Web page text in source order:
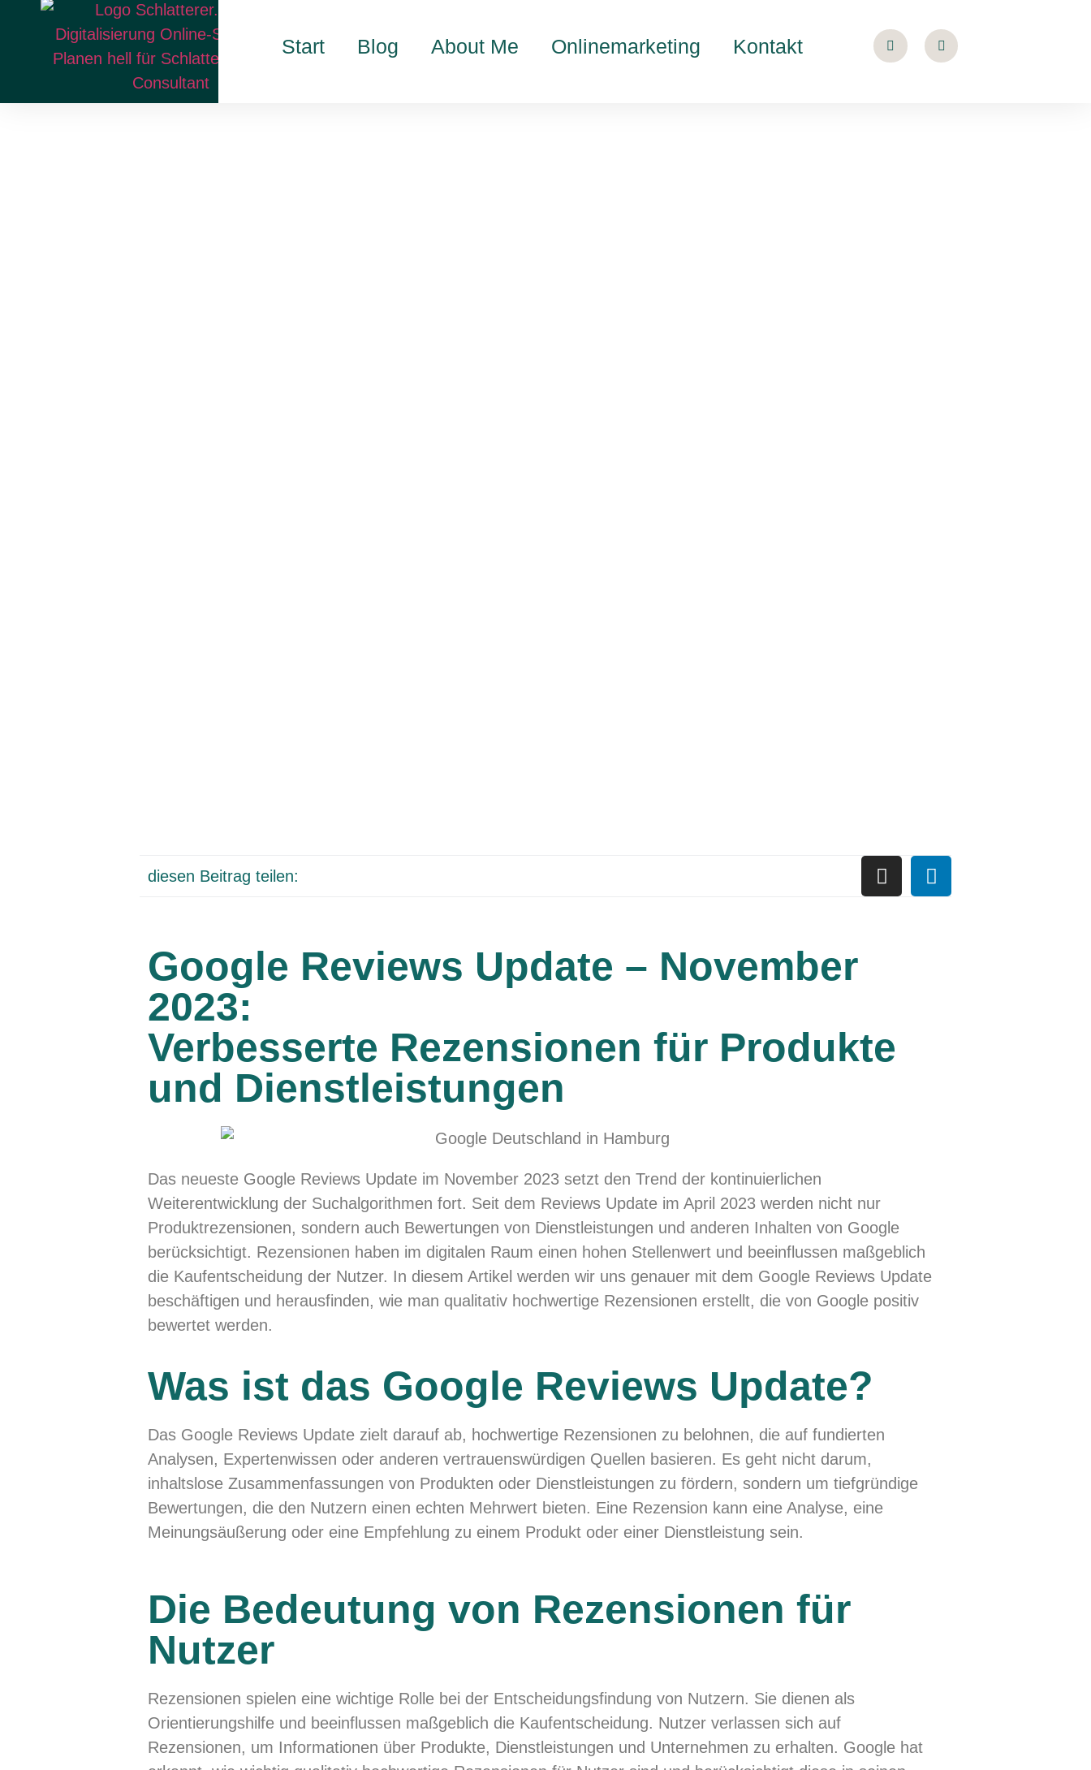
Start Blog About Me Onlinemarketing Kontakt
diesen Beitrag teilen:
Google Reviews Update – November
2023:
Verbesserte Rezensionen für Produkte
und Dienstleistungen
Das neueste Google Reviews Update im November 2023 setzt den Trend der kontinuierlichen
Weiterentwicklung der Suchalgorithmen fort. Seit dem Reviews Update im April 2023 werden nicht nur
Produktrezensionen, sondern auch Bewertungen von Dienstleistungen und anderen Inhalten von Google
berücksichtigt. Rezensionen haben im digitalen Raum einen hohen Stellenwert und beeinflussen maßgeblich
die Kaufentscheidung der Nutzer. In diesem Artikel werden wir uns genauer mit dem Google Reviews Update
beschäftigen und herausfinden, wie man qualitativ hochwertige Rezensionen erstellt, die von Google positiv
bewertet werden.
Was ist das Google Reviews Update?
Das Google Reviews Update zielt darauf ab, hochwertige Rezensionen zu belohnen, die auf fundierten
Analysen, Expertenwissen oder anderen vertrauenswürdigen Quellen basieren. Es geht nicht darum,
inhaltslose Zusammenfassungen von Produkten oder Dienstleistungen zu fördern, sondern um tiefgründige
Bewertungen, die den Nutzern einen echten Mehrwert bieten. Eine Rezension kann eine Analyse, eine
Meinungsäußerung oder eine Empfehlung zu einem Produkt oder einer Dienstleistung sein.
Die Bedeutung von Rezensionen für
Nutzer
Rezensionen spielen eine wichtige Rolle bei der Entscheidungsfindung von Nutzern. Sie dienen als
Orientierungshilfe und beeinflussen maßgeblich die Kaufentscheidung. Nutzer verlassen sich auf
Rezensionen, um Informationen über Produkte, Dienstleistungen und Unternehmen zu erhalten. Google hat